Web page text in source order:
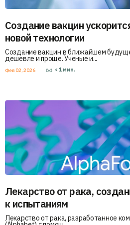
Создание вакцин
новой технологии
Создание вакцин в ближайшем
дешевле и проще. Ученые и...
Фев 02, 2026 < 1 мин.
Лекарство от рака,
к испытаниям
Лекарство от рака, разработанное